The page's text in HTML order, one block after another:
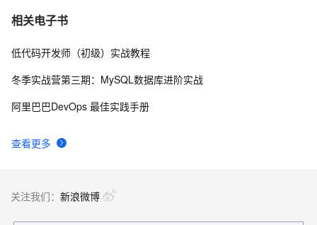
7 阿里云备案多个域名的方法（13个域名）
8 阿里云海外服务器需要备案吗？
相关电子书
查看更多
低代码开发师（初级）实战教程
冬季实战营第三期：MySQL数据库进阶实战
阿里巴巴DevOps 最佳实践手册
关注我们： 新浪微博